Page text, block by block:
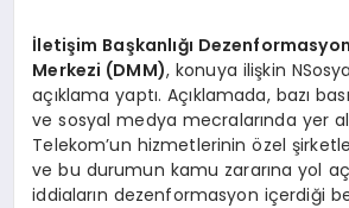
İletişim Başkanlığı
Merkezi (DMM), konuya ilişkin
açıklama yaptı. Açıklamada, bazı
ve sosyal medya mecralarında yer
Telekom’un hizmetlerinin özel
ve bu durumun kamu zararına yol
iddiaların dezenformasyon içerdiği